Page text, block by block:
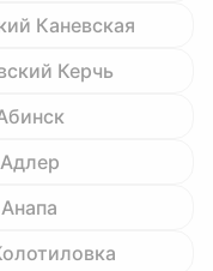
Каневская
Керчь